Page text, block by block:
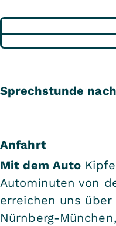
Sprechstunde
Anfahrt
Mit dem Auto
Autominuten von
erreichen uns über
Nürnberg-